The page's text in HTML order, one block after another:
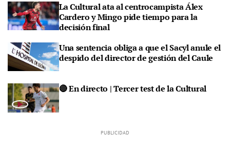
La Cultural ata al centrocampista Álex
Cardero y Mingo pide tiempo para la
decisión final
Una sentencia obliga a que el Sacyl anule el
despido del director de gestión del Caule
🔴 En directo | Tercer test de la Cultural